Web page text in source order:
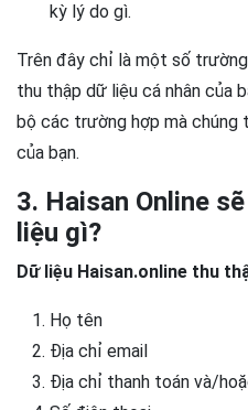
kỳ lý do gì.
Trên đây chỉ là một số
thu thập dữ liệu cá nhân của
bộ các trường hợp mà chúng
của bạn.
3. Haisan Online
liệu gì?
Dữ liệu Haisan.online thu
Họ tên
Địa chỉ email
Địa chỉ thanh toán và/